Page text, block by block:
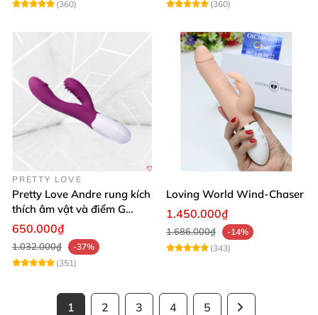
(360)
(360)
PRETTY LOVE
Pretty Love Andre rung kích
thích âm vật và điểm G
mạnh mẽ
650.000₫
1.032.000₫
-37%
(351)
Loving World Wind-Chaser
1.450.000₫
1.686.000₫
-14%
(343)
1 2 3 4 5